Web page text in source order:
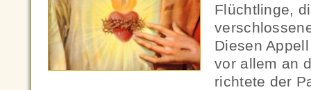
Flüchtlinge,
Diesen
vor allem an
richtete der